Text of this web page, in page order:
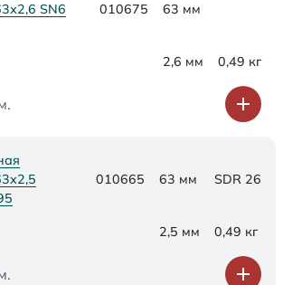
SN6
010675 63 мм
2,6 мм 0,49 кг
010665 63 мм SDR 26
2,5 мм 0,49 кг